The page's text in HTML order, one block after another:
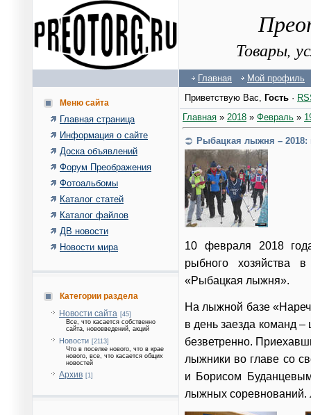
Товары,
Главная Мой профиль
Меню сайта
Главная страница
Информация о сайте
Доска объявлений
Форум Преображения
Фотоальбомы
Каталог статей
Каталог файлов
ДВ новости
Новости мира
Категории раздела
Новости сайта [45]
Все, что касается собственно
сайта, нововведений, акций
Новости [2113]
Что в поселке нового, что в крае
нового, все, что касается общих
новостей
Архив [1]
Приветствую Вас, Гость ·
Главная » 2018 » Февраль »
Рыбацкая лыжня – 2018:
10 февраля 2018
рыбного хозяйства
«Рыбацкая лыжня».
На лыжной базе
в день заезда команд –
безветренно.
лыжники во главе со
и Борисом
лыжных соревнований.